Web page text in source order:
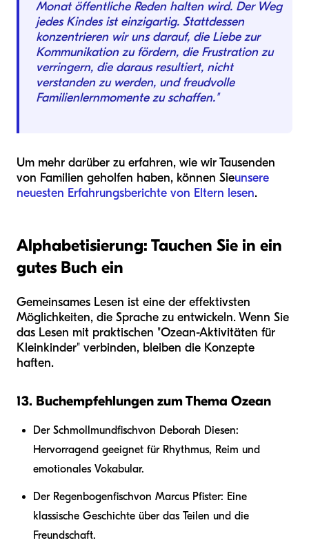
Monat öffentliche Reden halten wird. Der Weg
jedes Kindes ist einzigartig. Stattdessen
konzentrieren wir uns darauf, die Liebe zur
Kommunikation zu fördern, die Frustration zu
verringern, die daraus resultiert, nicht
verstanden zu werden, und freudvolle
Familienlernmomente zu schaffen."
Um mehr darüber zu erfahren, wie wir Tausenden
von Familien geholfen haben, können Sieunsere
neuesten Erfahrungsberichte von Eltern lesen.
Alphabetisierung: Tauchen Sie in ein
gutes Buch ein
Gemeinsames Lesen ist eine der effektivsten
Möglichkeiten, die Sprache zu entwickeln. Wenn Sie
das Lesen mit praktischen "Ozean-Aktivitäten für
Kleinkinder" verbinden, bleiben die Konzepte
haften.
13. Buchempfehlungen zum Thema Ozean
Der Schmollmundfischvon Deborah Diesen:
Hervorragend geeignet für Rhythmus, Reim und
emotionales Vokabular.
Der Regenbogenfischvon Marcus Pfister: Eine
klassische Geschichte über das Teilen und die
Freundschaft.